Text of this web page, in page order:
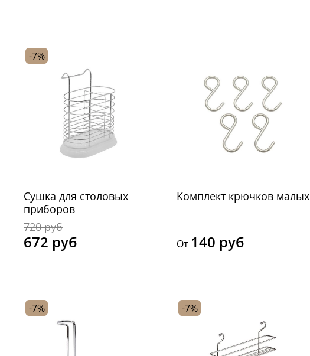
-7%
Сушка для столовых
приборов
720 руб
672 руб
Комплект крючков малых
От 140 руб
-7% -7%